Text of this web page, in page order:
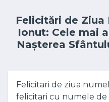
Felicitări de Ziua
Ionut: Cele mai
Nașterea
Felicitari de ziua
felicitari cu numele